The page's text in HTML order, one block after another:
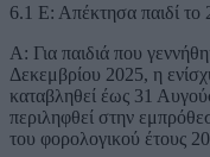
6.1 Ε: Απέκτησα παιδί
Α: Για παιδιά που
Δεκεμβρίου 2025, η
καταβληθεί έως 31
περιληφθεί στην
του φορολογικού έτους